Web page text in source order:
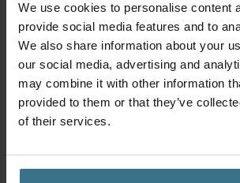
We use cookies to personalise content
provide social media features and to
We also share information about your
our social media, advertising and
may combine it with other information
provided to them or that they’ve
of their services.
€ 4.25
Vershouddoos
360
ml
aantal
€4.50
600
ml
aantal